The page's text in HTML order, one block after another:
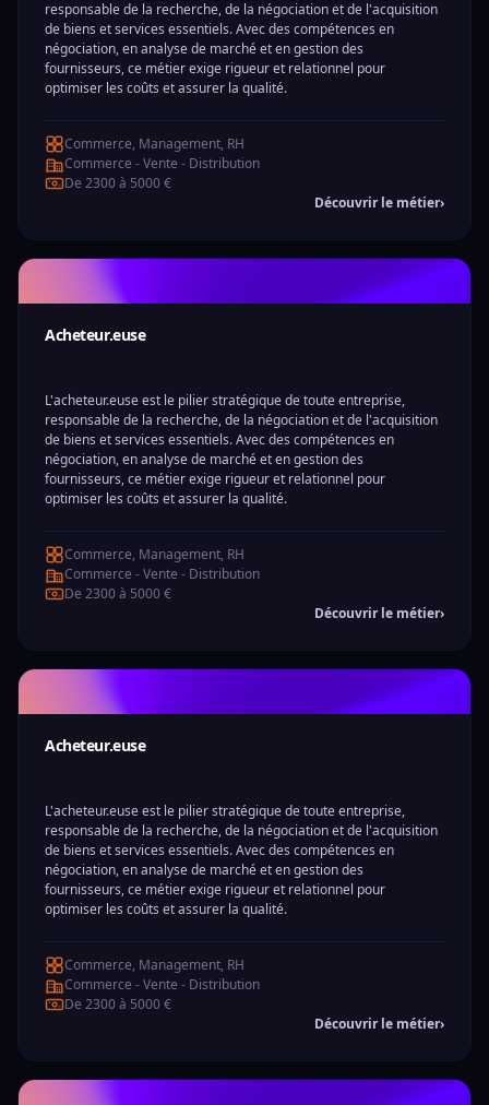
responsable de la recherche, de la négociation et de l'acquisition
de biens et services essentiels. Avec des compétences en
négociation, en analyse de marché et en gestion des
fournisseurs, ce métier exige rigueur et relationnel pour
optimiser les coûts et assurer la qualité.
Commerce, Management, RH
Commerce - Vente - Distribution
De 2300 à 5000 €
Découvrir le métier›
Acheteur.euse
L'acheteur.euse est le pilier stratégique de toute entreprise,
responsable de la recherche, de la négociation et de l'acquisition
de biens et services essentiels. Avec des compétences en
négociation, en analyse de marché et en gestion des
fournisseurs, ce métier exige rigueur et relationnel pour
optimiser les coûts et assurer la qualité.
Commerce, Management, RH
Commerce - Vente - Distribution
De 2300 à 5000 €
Découvrir le métier›
Acheteur.euse
L'acheteur.euse est le pilier stratégique de toute entreprise,
responsable de la recherche, de la négociation et de l'acquisition
de biens et services essentiels. Avec des compétences en
négociation, en analyse de marché et en gestion des
fournisseurs, ce métier exige rigueur et relationnel pour
optimiser les coûts et assurer la qualité.
Commerce, Management, RH
Commerce - Vente - Distribution
De 2300 à 5000 €
Découvrir le métier›